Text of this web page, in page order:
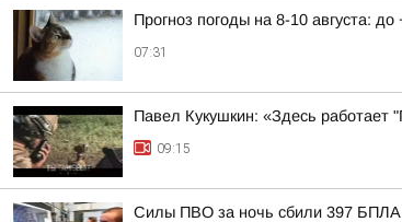
Прогноз погоды на 8-10 августа:
07:31
Павел Кукушкин: «Здесь работает
09:15
Силы ПВО за ночь сбили 397 БПЛА